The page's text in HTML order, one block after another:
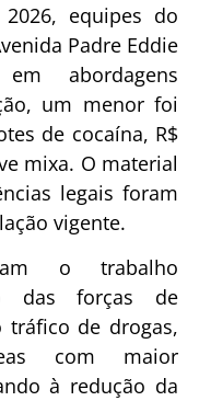
2026, equipes do
Padre Eddie
abordagens
um menor foi
de cocaína, R$
mixa. O material
legais foram
vigente.
o trabalho
das forças de
tráfico de drogas,
com maior
à redução da